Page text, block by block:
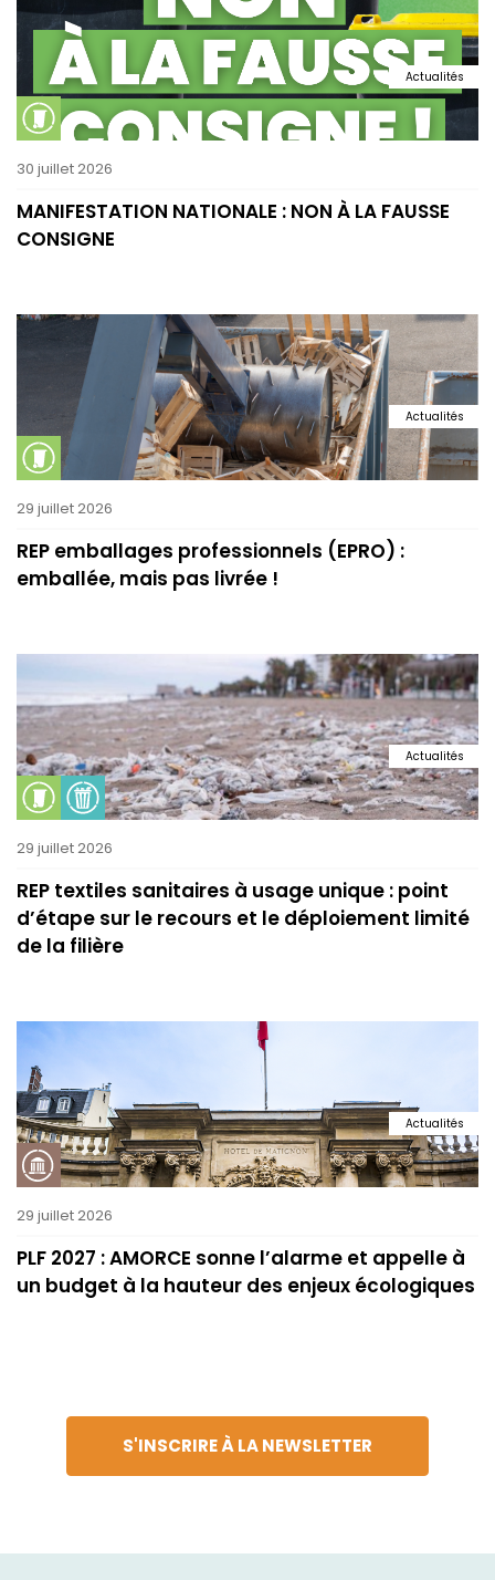
Actualités
30 juillet 2026
MANIFESTATION NATIONALE : NON À LA FAUSSE
CONSIGNE
Actualités
29 juillet 2026
REP emballages professionnels (EPRO) :
emballée, mais pas livrée !
Actualités
29 juillet 2026
REP textiles sanitaires à usage unique : point
d’étape sur le recours et le déploiement limité
de la filière
Actualités
29 juillet 2026
PLF 2027 : AMORCE sonne l’alarme et appelle à
un budget à la hauteur des enjeux écologiques
S'INSCRIRE À LA NEWSLETTER